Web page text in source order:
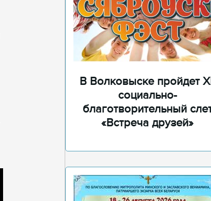
В Волковыске пройдет
социально-
благотворительный
«Встреча друзей»